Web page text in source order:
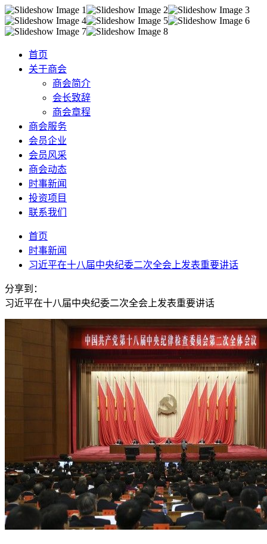
首页
关于商会
商会简介
会长致辞
商会章程
商会服务
会员企业
会员风采
商会动态
时事新闻
投资项目
联系我们
首页
时事新闻
习近平在十八届中央纪委二次全会上发表重要讲话
分享到：
习近平在十八届中央纪委二次全会上发表重要讲话